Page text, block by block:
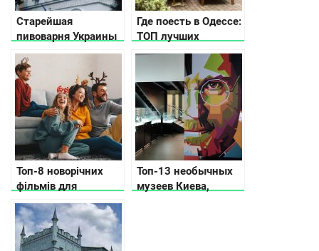
Старейшая
пивоварня Украины
или история городка
Микулинцы
Где поесть в Одессе:
ТОП лучших
заведений Южной
Пальмиры
Топ-8 новорічних
фільмів для
сімейного перегляду
Топ-13 необычных
музеев Киева,